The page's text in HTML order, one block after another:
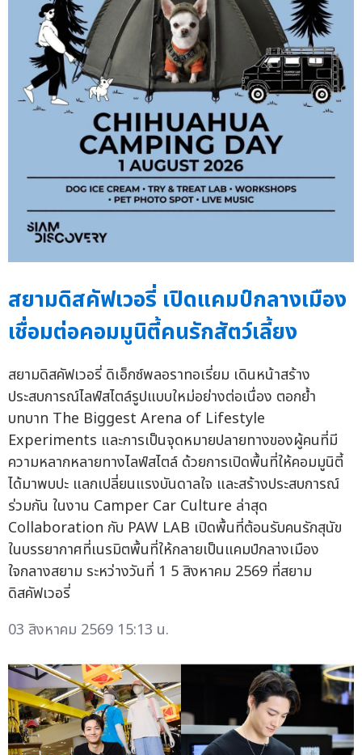
สยามดิสคัฟเวอรี่ เปิดแคมป์กลางเมือง
เชื่อมต่อคอมมูนิตี้คนรักสัตว์เลี้ยง
สยามดิสคัฟเวอรี่ ดิเอ็กซ์พลอราทอเรี่ยม เดินหน้าสร้าง
ประสบการณ์ไลฟ์สไตล์รูปแบบใหม่อย่างต่อเนื่อง ตอกย้ำ
บทบาท The Biggest Arena of Lifestyle
Experiments และการเป็นจุดหมายปลายทางของผู้คนที่มี
ความหลากหลายทางไลฟ์สไตล์ ด้วยการเปิดพื้นที่ให้คอมมูนิตี้
ได้มาพบปะ แลกเปลี่ยนแรงบันดาลใจ และสร้างประสบการณ์
ร่วมกัน ในงาน Camper Car Culture ล่าสุด
Collaboration กับ PAW LAB เปิดพื้นที่ต้อนรับคนรักสุนัข
ในบรรยากาศที่เนรมิตพื้นที่ให้กลายเป็นแคมป์กลางเมือง
ใจกลางสยาม ระหว่างวันที่ 1 5 สิงหาคม 2569 ที่สยาม
ดิสคัฟเวอรี่
03 สิงหาคม 2569 15:13 น.